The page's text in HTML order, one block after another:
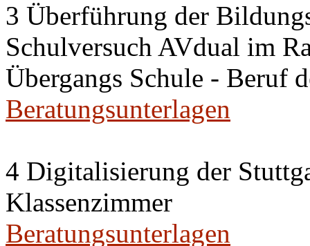
3 Überführung der
Schulversuch AVdual im
Übergangs Schule - Beruf
Beratungsunterlagen
4 Digitalisierung der
Klassenzimmer
Beratungsunterlagen